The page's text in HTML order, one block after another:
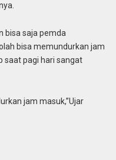
bisa saja pemda
bisa memundurkan jam
saat pagi hari sangat
jam masuk,”Ujar